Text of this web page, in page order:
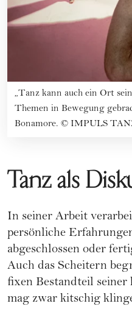
„Tanz kann auch ein Ort
Themen in Bewegung
Bonamore. © IMPULS
Tanz als
In seiner Arbeit
persönliche
abgeschlossen oder
Auch das Scheitern
fixen Bestandteil seiner
mag zwar kitschig